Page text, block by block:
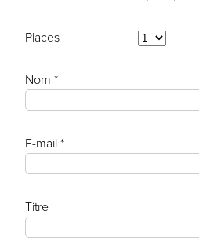
Places
Nom *
E-mail *
Titre